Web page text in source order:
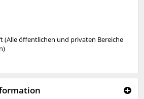
öffentlichen und privaten Bereiche